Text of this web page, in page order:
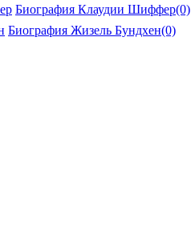
Биография Клаудии Шиффер(0)
Биография Жизель Бундхен(0)